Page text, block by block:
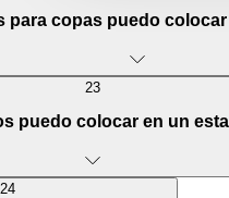
para copas puedo
23
puedo colocar en un
24